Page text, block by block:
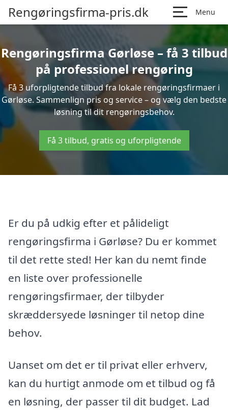
Rengøringsfirma-pris.dk Menu
Rengøringsfirma Gørløse – få 3 tilbud
på professionel rengøring
Få 3 uforpligtende tilbud fra lokale rengøringsfirmaer i
Gørløse. Sammenlign pris og service – og vælg den bedste
løsning til dit rengøringsbehov.
Få 3 tilbud, gratis og uforpligtende
Er du på udkig efter et pålideligt
rengøringsfirma i Gørløse? Du er kommet
til det rette sted! Her kan du nemt finde
en liste over professionelle
rengøringsfirmaer, der tilbyder
skræddersyede løsninger til netop dine
behov.
Uanset om det er til privat eller erhverv,
kan du hurtigt anmode om et tilbud og få
en løsning, der passer til dit budget. Lad